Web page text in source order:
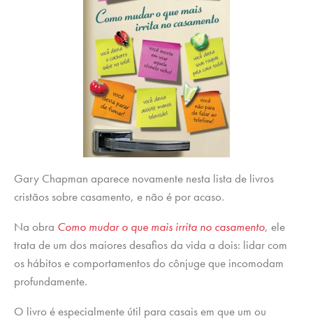
Gary Chapman aparece novamente nesta lista de livros
cristãos sobre casamento, e não é por acaso.
Na obra Como mudar o que mais irrita no casamento, ele
trata de um dos maiores desafios da vida a dois: lidar com
os hábitos e comportamentos do cônjuge que incomodam
profundamente.
O livro é especialmente útil para casais em que um ou